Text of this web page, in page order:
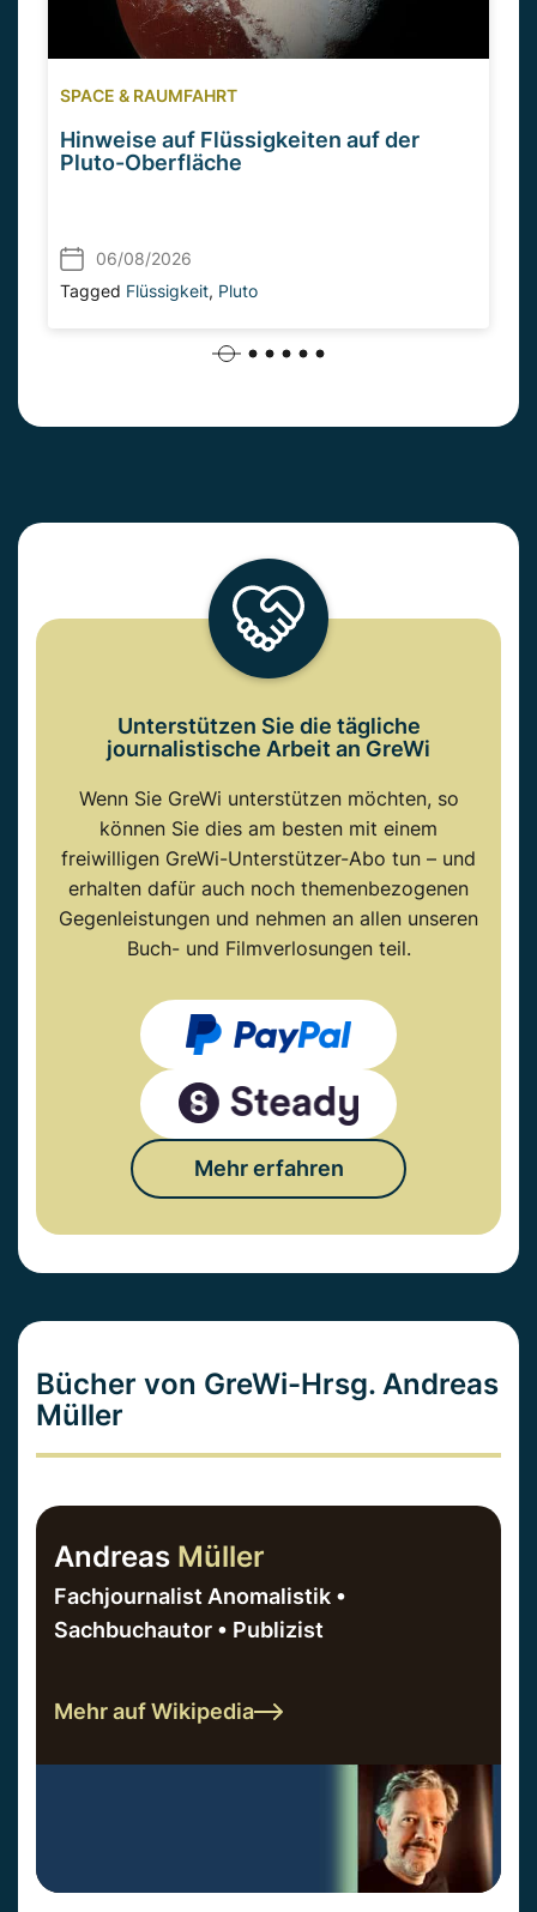
SPACE & RAUMFAHRT
Hinweise auf Flüssigkeiten auf der
Pluto-Oberfläche
06/08/2026
Tagged Flüssigkeit, Pluto
Unterstützen Sie die tägliche
journalistische Arbeit an GreWi
Wenn Sie GreWi unterstützen möchten, so
können Sie dies am besten mit einem
freiwilligen GreWi-Unterstützer-Abo tun – und
erhalten dafür auch noch themenbezogenen
Gegenleistungen und nehmen an allen unseren
Buch- und Filmverlosungen teil.
Mehr erfahren
Bücher von GreWi-Hrsg. Andreas
Müller
Andreas Müller
Fachjournalist Anomalistik •
Sachbuchautor • Publizist
Mehr auf Wikipedia